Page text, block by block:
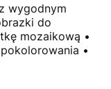
wygodnym
do
mozaikową •
•